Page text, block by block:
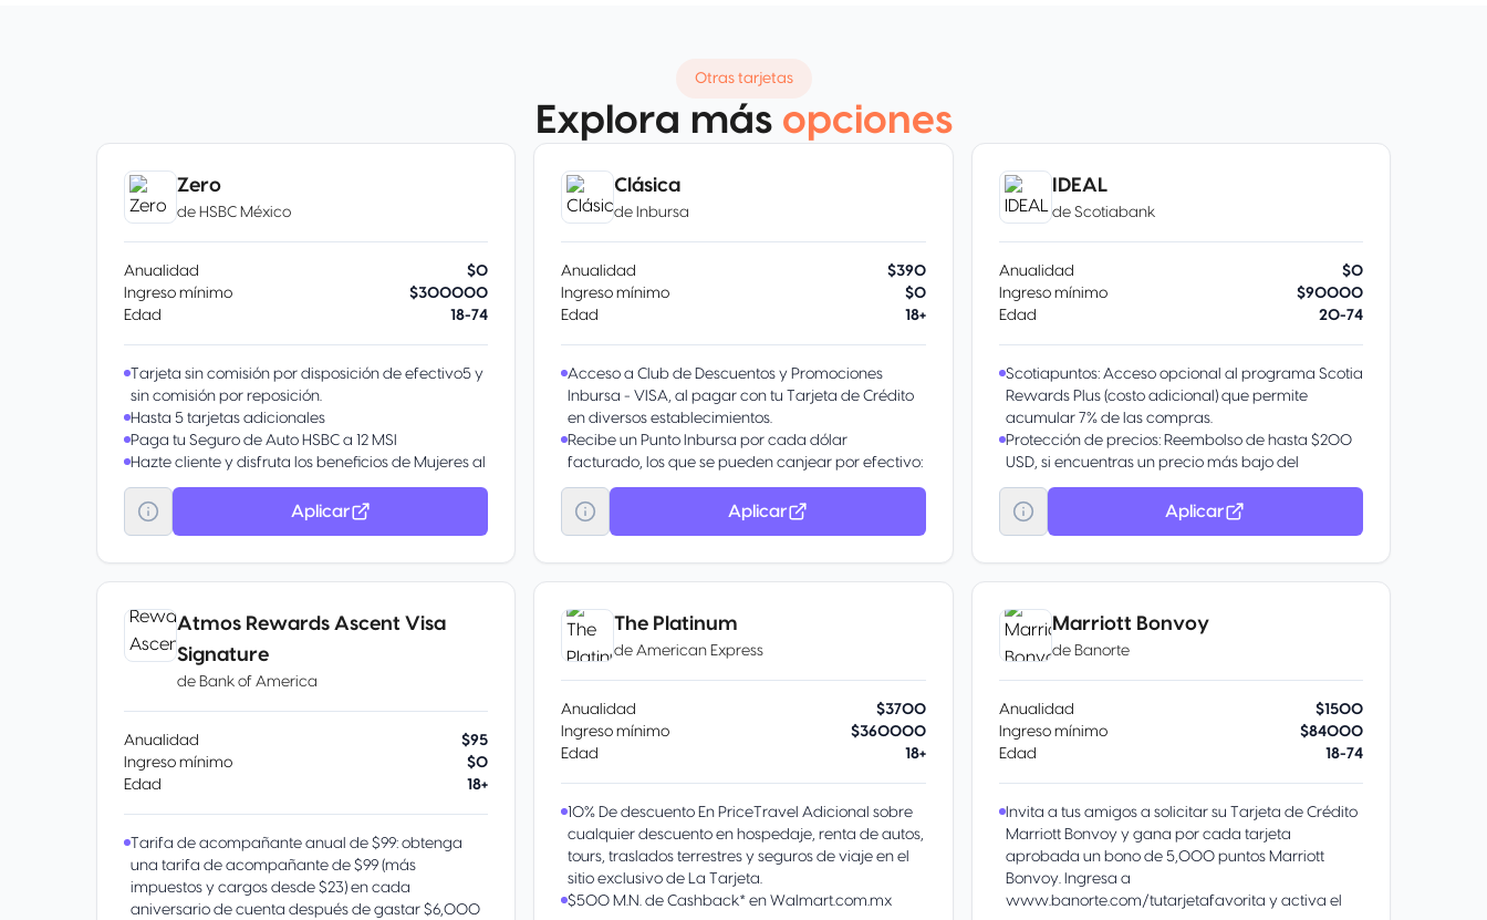
Otras tarjetas
Explora más opciones
Zero
de HSBC México
Anualidad
$0
Ingreso mínimo
$300000
Edad
18-74
Tarjeta sin comisión por disposición de efectivo5 y
sin comisión por reposición.
Hasta 5 tarjetas adicionales
Paga tu Seguro de Auto HSBC a 12 MSI
Hazte cliente y disfruta los beneficios de Mujeres al
Mundo: El primer fin de semana de cada mes son
para las mujeres y tendrás ofertas especiales con
los Puntos de tus tarjetas de crédito en el
Aplicar
Clásica
de Inbursa
Anualidad
$390
Ingreso mínimo
$0
Edad
18+
Acceso a Club de Descuentos y Promociones
Inbursa - VISA, al pagar con tu Tarjeta de Crédito
en diversos establecimientos.
Recibe un Punto Inbursa por cada dólar
facturado, los que se pueden canjear por efectivo:
Equivalente a un peso por cada 10 puntos que
podrás abonar al saldo de tu Tarjeta de Crédito
Inbursa. También por aeroméxico rewards, vuelos
Descuentos en tiendas Sanborns de la República
Mexicana.
Aplicar
IDEAL
de Scotiabank
Anualidad
$0
Ingreso mínimo
$90000
Edad
20-74
Scotiapuntos: Acceso opcional al programa Scotia
Rewards Plus (costo adicional) que permite
acumular 7% de las compras.
Protección de precios: Reembolso de hasta $200
USD, si encuentras un precio más bajo del
producto comprado dentro de los 30 días
posteriores a la fecha de compra.
Centro de Atención al Cliente Visa: Acceso a todos
Personaliza los beneficios de tu Tarjeta Puedes
elegir tener Meses sin Intereses cuando quieras3
y/o acumular el 0.50% de ScotiaPesos por todas
tus compras4, inscríbete llamando al 55 5728 1900.
Aplicar
Atmos Rewards Ascent Visa
Signature
de Bank of America
Anualidad
$95
Ingreso mínimo
$0
Edad
18+
Tarifa de acompañante anual de $99: obtenga
una tarifa de acompañante de $99 (más
impuestos y cargos desde $23) en cada
aniversario de cuenta después de gastar $6,000
The Platinum
de American Express
Anualidad
$3700
Ingreso mínimo
$360000
Edad
18+
10% De descuento En PriceTravel Adicional sobre
cualquier descuento en hospedaje, renta de autos,
tours, traslados terrestres y seguros de viaje en el
sitio exclusivo de La Tarjeta.
$500 M.N. de Cashback* en Walmart.com.mx
Marriott Bonvoy
de Banorte
Anualidad
$1500
Ingreso mínimo
$84000
Edad
18-74
Invita a tus amigos a solicitar su Tarjeta de Crédito
Marriott Bonvoy y gana por cada tarjeta
aprobada un bono de 5,000 puntos Marriott
Bonvoy. Ingresa a
www.banorte.com/tutarjetafavorita y activa el